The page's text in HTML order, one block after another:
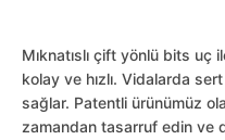
Mıknatıslı çift yönlü bits uç
kolay ve hızlı. Vidalarda
sağlar. Patentli ürünümüz
zamandan tasarruf edin ve